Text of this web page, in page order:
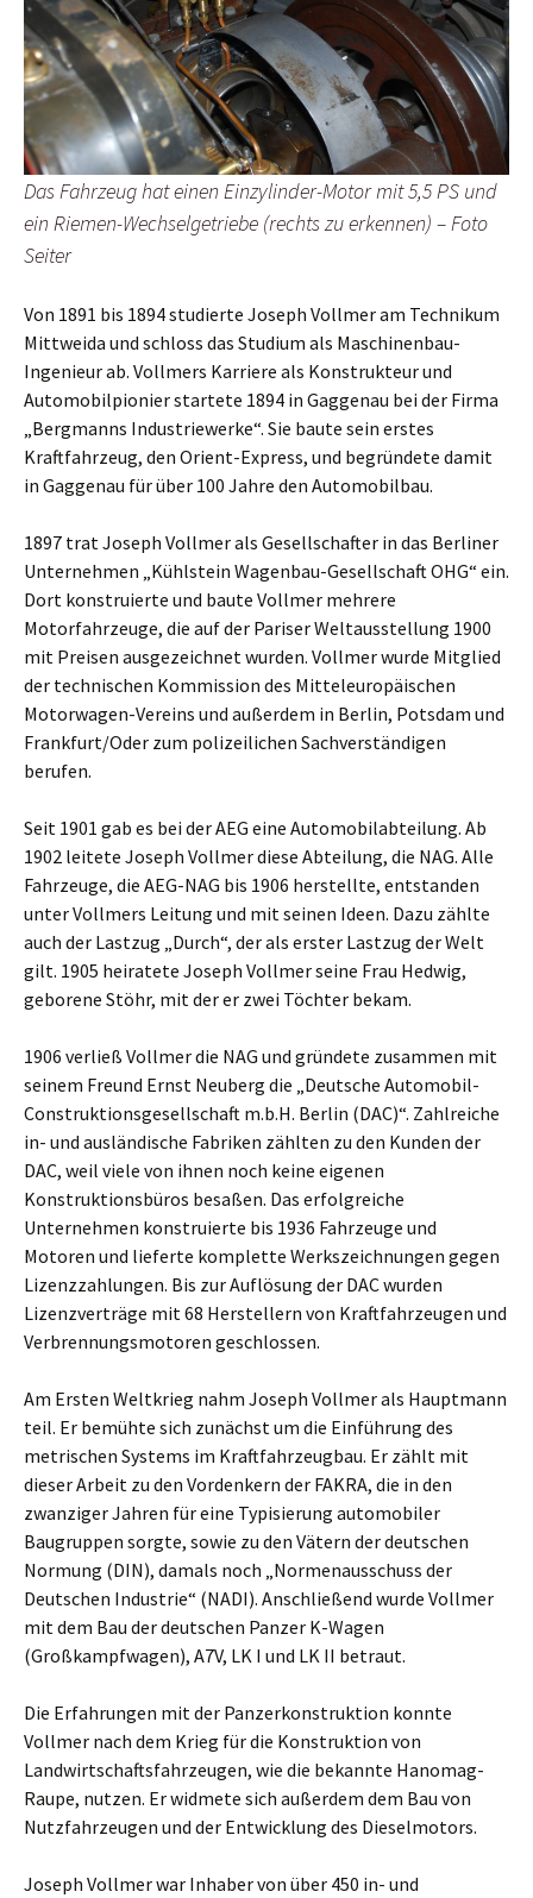
Das Fahrzeug hat einen Einzylinder-Motor mit 5,5 PS und
ein Riemen-Wechselgetriebe (rechts zu erkennen) – Foto
Seiter
Von 1891 bis 1894 studierte Joseph Vollmer am Technikum
Mittweida und schloss das Studium als Maschinenbau-
Ingenieur ab. Vollmers Karriere als Konstrukteur und
Automobilpionier startete 1894 in Gaggenau bei der Firma
„Bergmanns Industriewerke“. Sie baute sein erstes
Kraftfahrzeug, den Orient-Express, und begründete damit
in Gaggenau für über 100 Jahre den Automobilbau.
1897 trat Joseph Vollmer als Gesellschafter in das Berliner
Unternehmen „Kühlstein Wagenbau-Gesellschaft OHG“ ein.
Dort konstruierte und baute Vollmer mehrere
Motorfahrzeuge, die auf der Pariser Weltausstellung 1900
mit Preisen ausgezeichnet wurden. Vollmer wurde Mitglied
der technischen Kommission des Mitteleuropäischen
Motorwagen-Vereins und außerdem in Berlin, Potsdam und
Frankfurt/Oder zum polizeilichen Sachverständigen
berufen.
Seit 1901 gab es bei der AEG eine Automobilabteilung. Ab
1902 leitete Joseph Vollmer diese Abteilung, die NAG. Alle
Fahrzeuge, die AEG-NAG bis 1906 herstellte, entstanden
unter Vollmers Leitung und mit seinen Ideen. Dazu zählte
auch der Lastzug „Durch“, der als erster Lastzug der Welt
gilt. 1905 heiratete Joseph Vollmer seine Frau Hedwig,
geborene Stöhr, mit der er zwei Töchter bekam.
1906 verließ Vollmer die NAG und gründete zusammen mit
seinem Freund Ernst Neuberg die „Deutsche Automobil-
Construktionsgesellschaft m.b.H. Berlin (DAC)“. Zahlreiche
in- und ausländische Fabriken zählten zu den Kunden der
DAC, weil viele von ihnen noch keine eigenen
Konstruktionsbüros besaßen. Das erfolgreiche
Unternehmen konstruierte bis 1936 Fahrzeuge und
Motoren und lieferte komplette Werkszeichnungen gegen
Lizenzzahlungen. Bis zur Auflösung der DAC wurden
Lizenzverträge mit 68 Herstellern von Kraftfahrzeugen und
Verbrennungsmotoren geschlossen.
Am Ersten Weltkrieg nahm Joseph Vollmer als Hauptmann
teil. Er bemühte sich zunächst um die Einführung des
metrischen Systems im Kraftfahrzeugbau. Er zählt mit
dieser Arbeit zu den Vordenkern der FAKRA, die in den
zwanziger Jahren für eine Typisierung automobiler
Baugruppen sorgte, sowie zu den Vätern der deutschen
Normung (DIN), damals noch „Normenausschuss der
Deutschen Industrie“ (NADI). Anschließend wurde Vollmer
mit dem Bau der deutschen Panzer K-Wagen
(Großkampfwagen), A7V, LK I und LK II betraut.
Die Erfahrungen mit der Panzerkonstruktion konnte
Vollmer nach dem Krieg für die Konstruktion von
Landwirtschaftsfahrzeugen, wie die bekannte Hanomag-
Raupe, nutzen. Er widmete sich außerdem dem Bau von
Nutzfahrzeugen und der Entwicklung des Dieselmotors.
Joseph Vollmer war Inhaber von über 450 in- und